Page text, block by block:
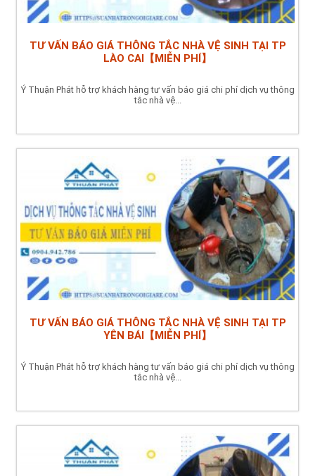
TƯ VẤN BÁO GIÁ THÔNG TẮC NHÀ VỆ SINH TẠI TP
LÀO CAI【MIỄN PHÍ】
Ý Thuận Phát hỗ trợ khách hàng tư vấn báo giá chi phí dịch vụ thông
tắc nhà vệ...
TƯ VẤN BÁO GIÁ THÔNG TẮC NHÀ VỆ SINH TẠI TP
YÊN BÁI【MIỄN PHÍ】
Ý Thuận Phát hỗ trợ khách hàng tư vấn báo giá chi phí dịch vụ thông
tắc nhà vệ...